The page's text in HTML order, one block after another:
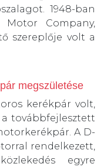
1948-ban
Company,
szereplője volt a
megszületése
kerékpár volt,
továbbfejlesztett
A D-
rendelkezett,
egyre